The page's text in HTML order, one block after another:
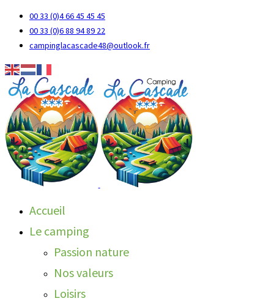
00 33 (0)4 66 45 45 45
00 33 (0)6 88 94 89 22
campinglacascade48@outlook.fr
Accueil
Le camping
Passion nature
Nos valeurs
Loisirs